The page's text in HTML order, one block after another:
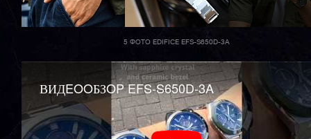
5 ФОТО EDIFICE EFS-S650D-3A
ВИДEOOБЗOP EFS-S650D-3A